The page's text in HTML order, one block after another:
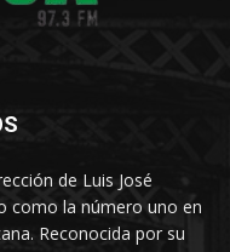
de Luis José
como la número uno en
Reconocida por su